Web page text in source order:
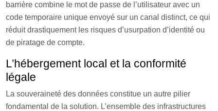
barrière combine le mot de passe de l’utilisateur avec un
code temporaire unique envoyé sur un canal distinct, ce qui
réduit drastiquement les risques d’usurpation d’identité ou
de piratage de compte.
L’hébergement local et la conformité
légale
La souveraineté des données constitue un autre pilier
fondamental de la solution. L’ensemble des infrastructures